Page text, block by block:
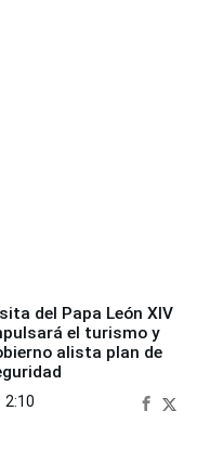
del Papa León XIV
el turismo y
alista plan de
2:10